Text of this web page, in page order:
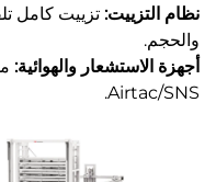
نظام التزييت: تزييت كامل
والحجم.
أجهزة الاستشعار والهوائية:
Airtac/SNS.